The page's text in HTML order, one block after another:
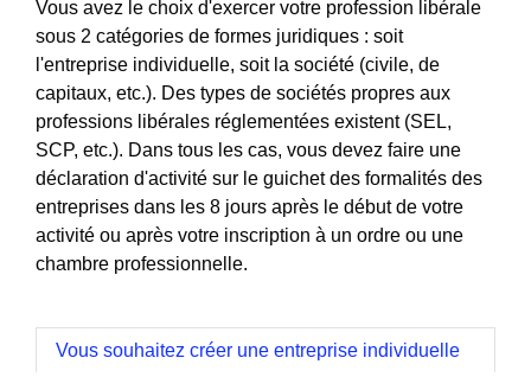
Vous avez le choix d'exercer votre profession libérale
sous 2 catégories de formes juridiques : soit
l'entreprise individuelle, soit la société (civile, de
capitaux, etc.). Des types de sociétés propres aux
professions libérales réglementées existent (SEL,
SCP, etc.). Dans tous les cas, vous devez faire une
déclaration d'activité sur le guichet des formalités des
entreprises dans les 8 jours après le début de votre
activité ou après votre inscription à un ordre ou une
chambre professionnelle.
Vous souhaitez créer une entreprise individuelle